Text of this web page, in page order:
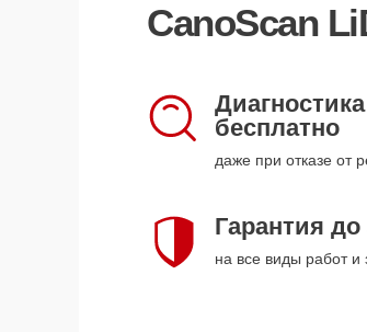
CanoScan
Диагностика
бесплатно
даже при отказе от
Гарантия до
на все виды работ и